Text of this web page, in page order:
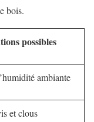
bois.
possibles
ambiante
et clous